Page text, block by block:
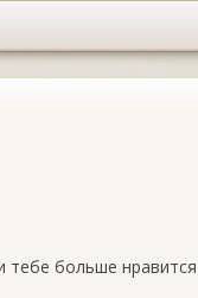
тебе больше нравится